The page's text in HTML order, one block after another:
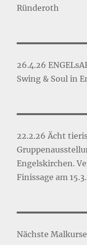
Ründeroth
26.4.26
Swing & Soul in
22.2.26 Ächt
Engelskirchen.
Finissage am
Nächste